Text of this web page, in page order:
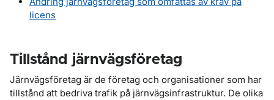
licens
Tillstånd järnvägsföretag
Järnvägsföretag är de företag och organisationer som har
tillstånd att bedriva trafik på järnvägsinfrastruktur. De olika